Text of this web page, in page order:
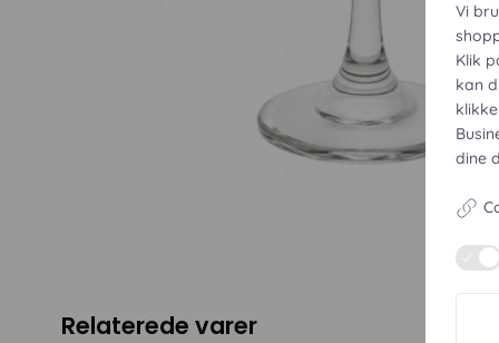
Relaterede varer
Vi
Klik
kan
dine